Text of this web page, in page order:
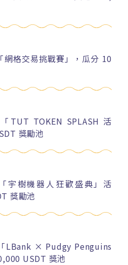
網格交易挑戰賽」，瓜分 10
TUT TOKEN SPLASH 活
獎勵池
宇樹機器人狂歡盛典」活
獎勵池
LBank × Pudgy Penguins
USDT 獎池